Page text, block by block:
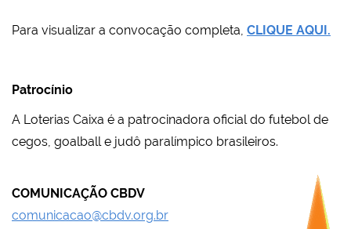
Para visualizar a convocação completa, CLIQUE AQUI.
Patrocínio
A Loterias Caixa é a patrocinadora oficial do futebol de
cegos, goalball e judô paralímpico brasileiros.
COMUNICAÇÃO CBDV
comunicacao@cbdv.org.br